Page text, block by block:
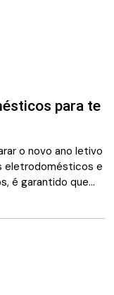
para te
o novo ano letivo
eletrodomésticos e
é garantido que…